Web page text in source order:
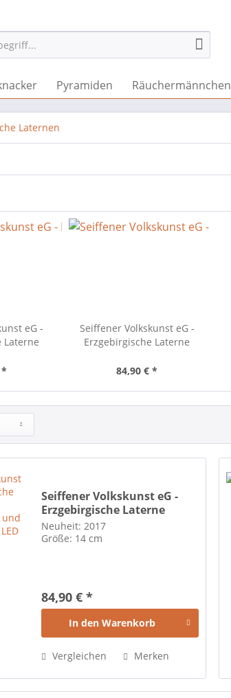
Pyramiden Räuchermännchen
Laternen
eG -
Laterne
Licht 14
*
Seiffener Volkskunst eG -
Erzgebirgische Laterne
Räucherfigur mit LED Licht 14
84,90 € *
Seiffener Volkskunst eG -
Erzgebirgische Laterne
Weihnachtsmann und
Schneemann mit LED Licht
Neuheit: 2017
Größe: 14 cm
84,90 € *
In den Warenkorb
Vergleichen Merken